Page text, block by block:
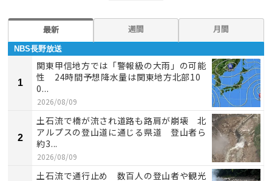
最新 週間 月間
NBS長野放送
1
関東甲信地方では「警報級の大雨」の可能
性 24時間予想降水量は関東地方北部10
0...
2026/08/09
2
土石流で橋が流され道路も路肩が崩壊 北
アルプスの登山道に通じる県道 登山者ら
約3...
2026/08/09
土石流で通行止め 数百人の登山者や観光